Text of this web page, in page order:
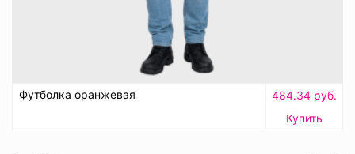
Футболка оранжевая
484.34 руб.
Купить